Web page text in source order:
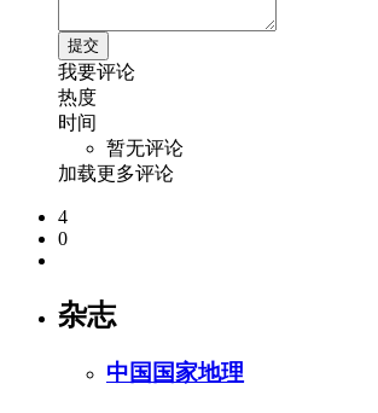
我要评论
热度
时间
暂无评论
加载更多评论
4
0
杂志
中国国家地理